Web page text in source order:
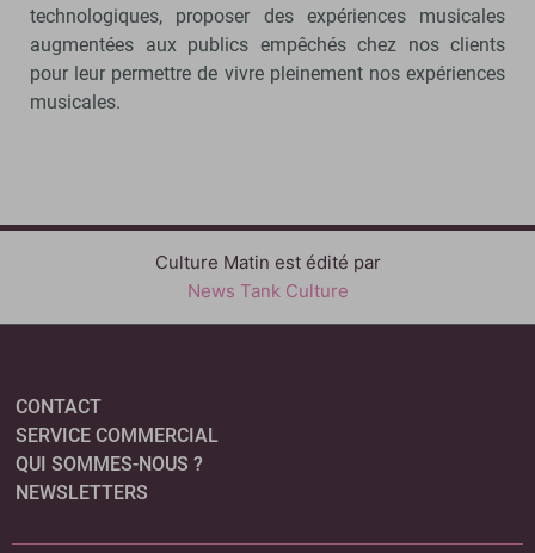
technologiques, proposer des expériences musicales
augmentées aux publics empêchés chez nos clients
pour leur permettre de vivre pleinement nos expériences
musicales.
Culture Matin est édité par
News Tank Culture
CONTACT
SERVICE COMMERCIAL
QUI SOMMES-NOUS ?
NEWSLETTERS